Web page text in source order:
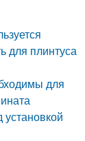
для плинтуса
для
установкой